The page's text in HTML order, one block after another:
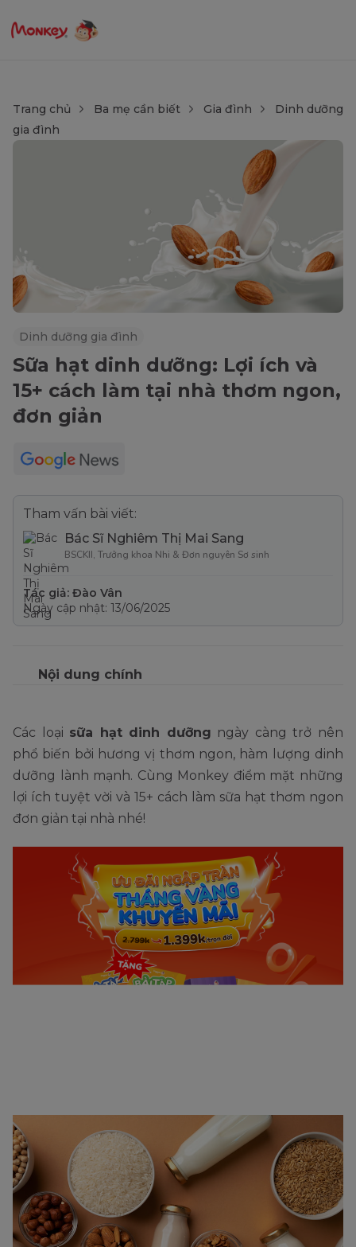
Trang chủ Ba mẹ cần biết Gia đình
Dinh dưỡng
gia đình
Dinh dưỡng gia đình
Sữa hạt dinh dưỡng: Lợi ích và
15+ cách làm tại nhà thơm ngon,
đơn giản
Tham vấn bài viết:
Bác Sĩ Nghiêm Thị Mai Sang
BSCKII, Trưởng khoa Nhi & Đơn nguyên Sơ sinh
Tác giả: Đào Vân
Ngày cập nhật: 13/06/2025
Nội dung chính
Các loại sữa hạt dinh dưỡng ngày càng trở nên
phổ biến bởi hương vị thơm ngon, hàm lượng dinh
dưỡng lành mạnh. Cùng Monkey điểm mặt những
lợi ích tuyệt vời và 15+ cách làm sữa hạt thơm ngon
đơn giản tại nhà nhé!